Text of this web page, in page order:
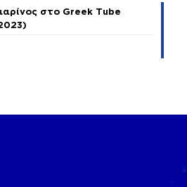
στο Greek Tube